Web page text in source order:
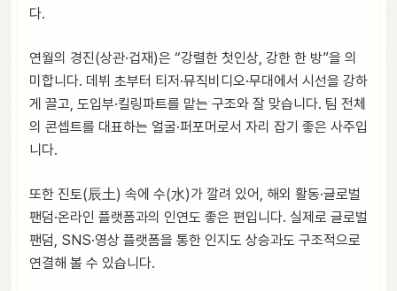
다.
연월의 경진(상관·겁재)은 “강렬한 첫인상, 강한 한 방”을 의
미합니다. 데뷔 초부터 티저·뮤직비디오·무대에서 시선을 강하
게 끌고, 도입부·킬링파트를 맡는 구조와 잘 맞습니다. 팀 전체
의 콘셉트를 대표하는 얼굴·퍼포머로서 자리 잡기 좋은 사주입
니다.
또한 진토(辰土) 속에 수(水)가 깔려 있어, 해외 활동·글로벌
팬덤·온라인 플랫폼과의 인연도 좋은 편입니다. 실제로 글로벌
팬덤, SNS·영상 플랫폼을 통한 인지도 상승과도 구조적으로
연결해 볼 수 있습니다.